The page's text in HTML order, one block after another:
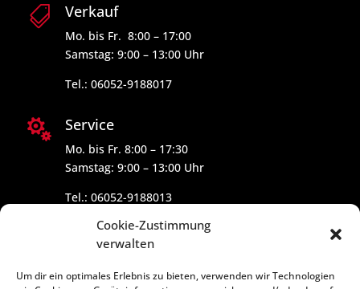
Cookie-Zustimmung
verwalten
Um dir ein optimales Erlebnis zu bieten, verwenden wir Technologien
 Verkauf
Mo. bis Fr. 8:00 – 17:00
Samstag: 9:00 – 13:00 Uhr
Tel.: 06052-9188017
 Service
Mo. bis Fr. 8:00 – 17:30
Samstag: 9:00 – 13:00 Uhr
Tel.: 06052-9188013